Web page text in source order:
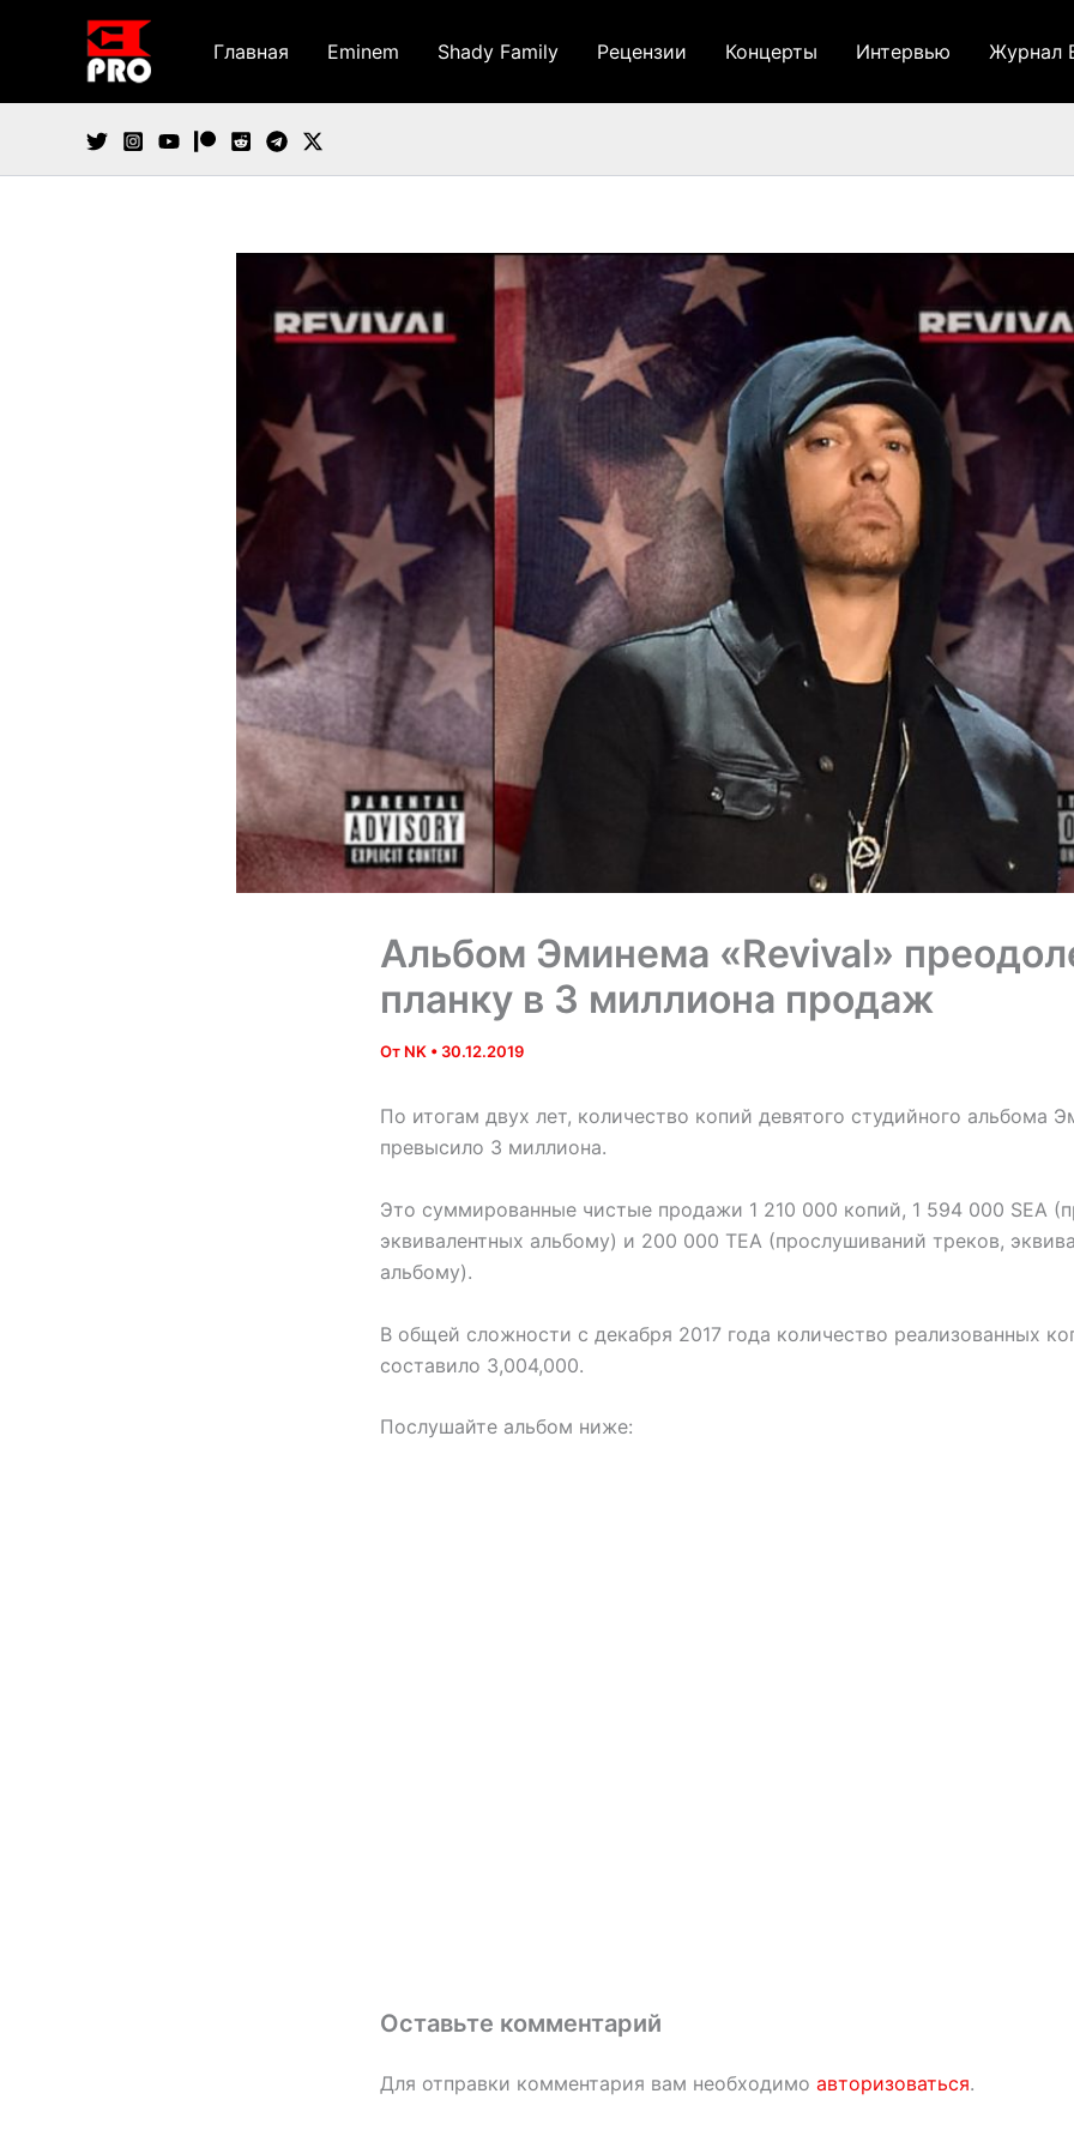
содержимому
Главная Eminem Shady Family Рецензии Концерты Интервью Журнал
Альбом Эминема «Revival»
планку в 3 миллиона продаж
От NK • 30.12.2019
По итогам двух лет, количество копий девятого студийного альбома
превысило 3 миллиона.
Это суммированные чистые продажи 1 210 000 копий, 1 594 000 SEA
эквивалентных альбому) и 200 000 TEA (прослушиваний треков,
альбому).
В общей сложности с декабря 2017 года количество реализованных
составило 3,004,000.
Послушайте альбом ниже:
Оставьте комментарий
Для отправки комментария вам необходимо авторизоваться.